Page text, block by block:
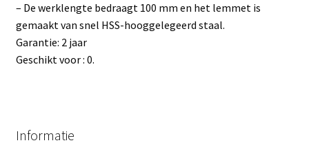
– De werklengte bedraagt 100 mm en het lemmet is
gemaakt van snel HSS-hooggelegeerd staal.
Garantie: 2 jaar
Geschikt voor : 0.
Informatie